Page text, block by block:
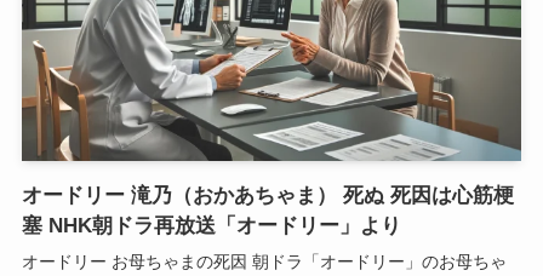
オードリー 滝乃（おかあちゃま） 死ぬ 死因は心筋梗
塞 NHK朝ドラ再放送「オードリー」より
オードリー お母ちゃまの死因 朝ドラ「オードリー」のお母ちゃ